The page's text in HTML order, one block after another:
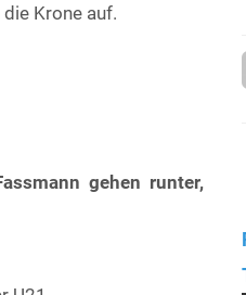
Krone auf.
gehen runter,